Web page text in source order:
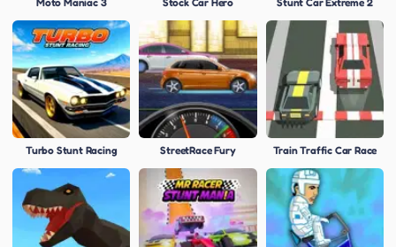
Turbo Stunt Racing StreetRace Fury Train Traffic Car Race